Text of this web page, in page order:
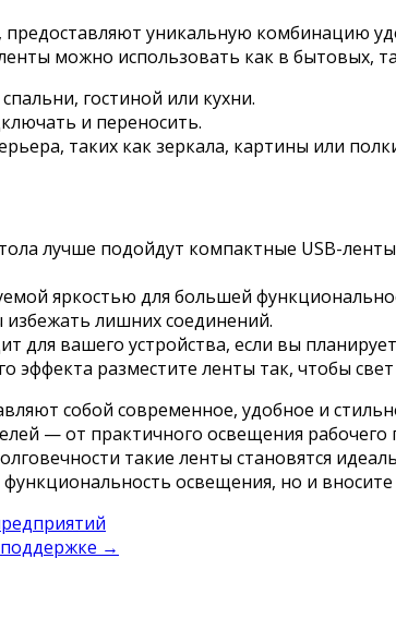
уникальную комбинацию
можно использовать как в бытовых,
гостиной или кухни.
и переносить.
таких как зеркала, картины или
лучше подойдут компактные USB-
яркостью для большей
избежать лишних соединений.
для вашего устройства, если вы
эффекта разместите ленты так, чтобы
собой современное, удобное и
— от практичного освещения рабочего
такие ленты становятся
освещения, но и
→